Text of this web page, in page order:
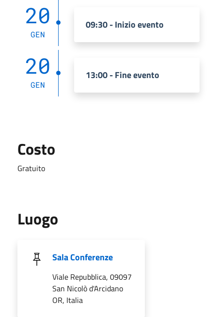
20
GEN
09:30 - Inizio evento
20
GEN
13:00 - Fine evento
Costo
Gratuito
Luogo
Sala Conferenze
Viale Repubblica, 09097
San Nicolò d'Arcidano
OR, Italia